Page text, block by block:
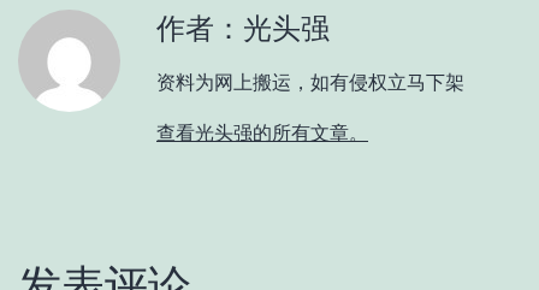
作者：光头强
资料为网上搬运，如有侵权立马下架
查看光头强的所有文章。